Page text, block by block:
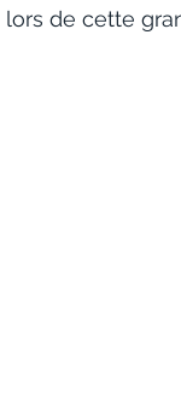
lors de cette